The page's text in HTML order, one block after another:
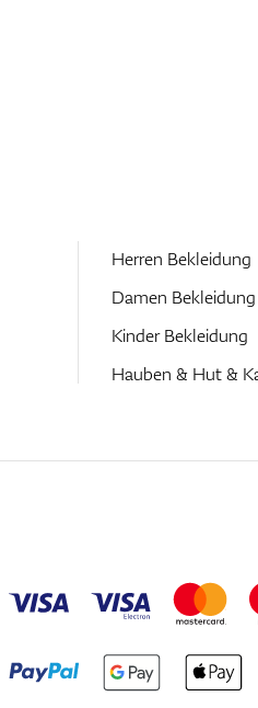
Herren Bekleidung
Damen Bekleidung
Kinder Bekleidung
Hauben & Hut &